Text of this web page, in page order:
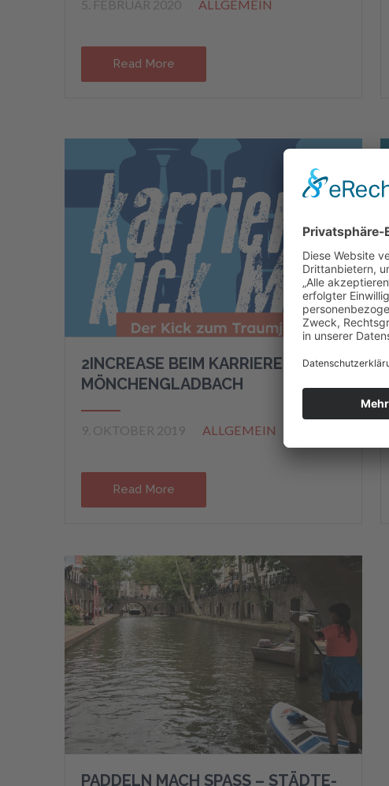
5. FEBRUAR 2020 ALLGEMEIN
Read More
2INCREASE BEIM KARRIERE KICK
MÖNCHENGLADBACH
9. OKTOBER 2019 ALLGEMEIN
Read More
PADDELN MACH SPASS – STÄDTE-